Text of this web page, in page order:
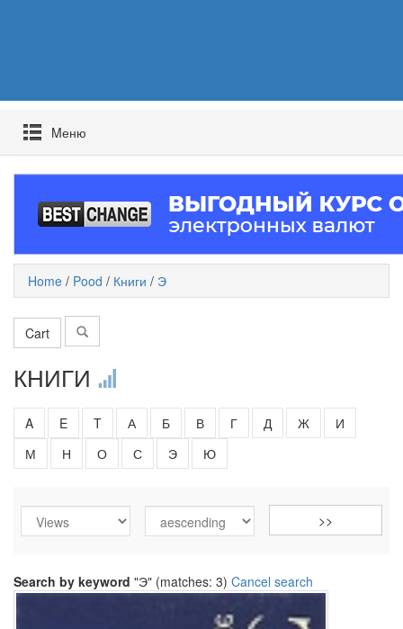
Mеню
Home / Pood / Книги / Э
Cart
КНИГИ
A E T А Б В Г Д Ж
И
М
Н О С Э Ю
Search by keyword "Э" (matches: 3) Cancel search